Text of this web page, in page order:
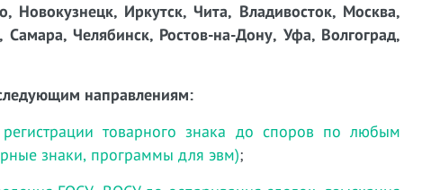
Новокузнецк, Иркутск, Чита, Владивосток, Москва,
Челябинск, Ростов-на-Дону, Уфа, Волгоград,
направлениям:
регистрации товарного знака до споров по любым
знаки, программы для эвм);